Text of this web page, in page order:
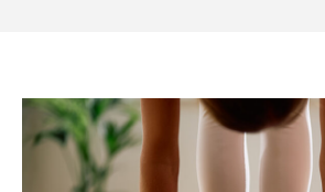
ビタミンK プレバイオティクス
プロバイオティクス マグネシウム